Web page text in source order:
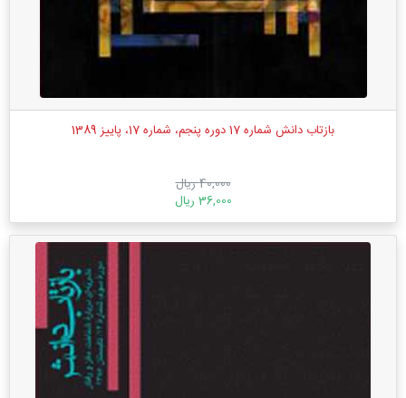
بازتاب دانش شماره 17 دوره پنجم، شماره 17، پاییز 1389
40,000 ریال
36,000 ریال